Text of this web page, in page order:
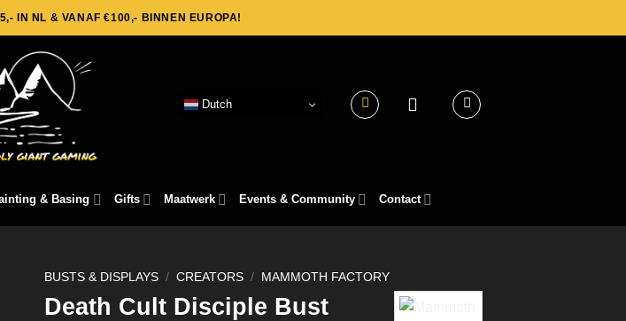
IN NL & VANAF €100,- BINNEN EUROPA!
Dutch
& Basing Gifts Maatwerk Events & Community Contact
BUSTS & DISPLAYS / CREATORS / MAMMOTH FACTORY
Death Cult Disciple Bust